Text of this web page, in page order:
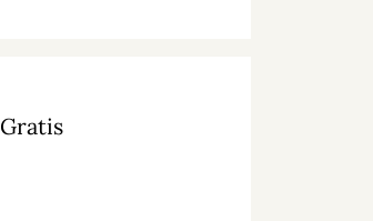
Gratis